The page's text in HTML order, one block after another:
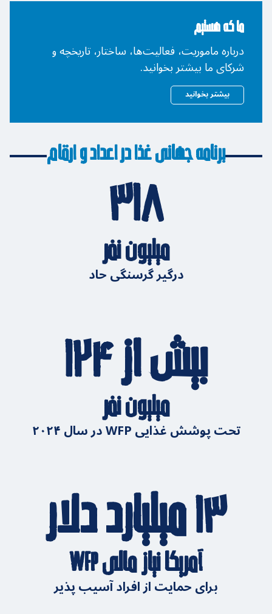
ما که هستیم
درباره ماموریت، فعالیت‌ها، ساختار، تاریخچه و
شرکای ما بیشتر بخوانید.
بیشتر بخوانید
برنامه جهانی غذا در اعداد و ارقام
۳۱۸
میلیون نفر
درگیر گرسنگی حاد
بیش از ۱۲۴
میلیون نفر
تحت پوشش غذایی WFP در سال ۲۰۲۴
۱۳ میلیارد دلار
آمریکا نیاز مالی WFP
برای حمایت از افراد آسیب پذیر